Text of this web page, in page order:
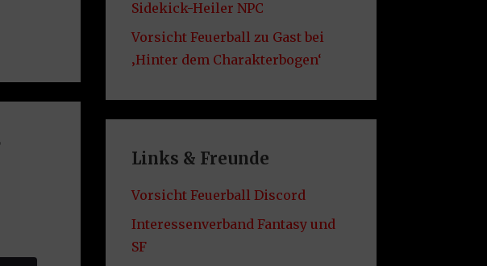
Sidekick-Heiler NPC
Vorsicht Feuerball zu Gast bei
‚Hinter dem Charakterbogen‘
Links & Freunde
Vorsicht Feuerball Discord
Interessenverband Fantasy und
SF